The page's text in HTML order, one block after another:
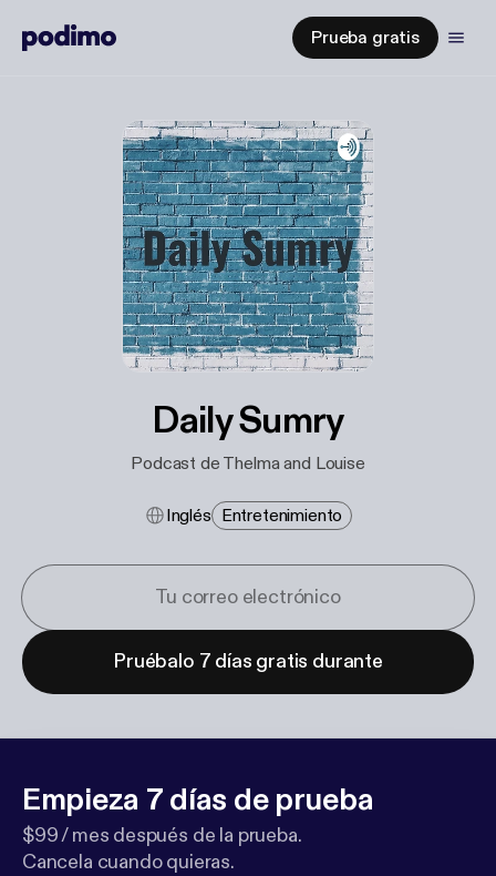
Prueba gratis
Daily Sumry
Podcast de Thelma and Louise
Inglés Entretenimiento
Pruébalo 7 días gratis durante
Empieza 7 días de prueba
$99 / mes después de la prueba.
Cancela cuando quieras.